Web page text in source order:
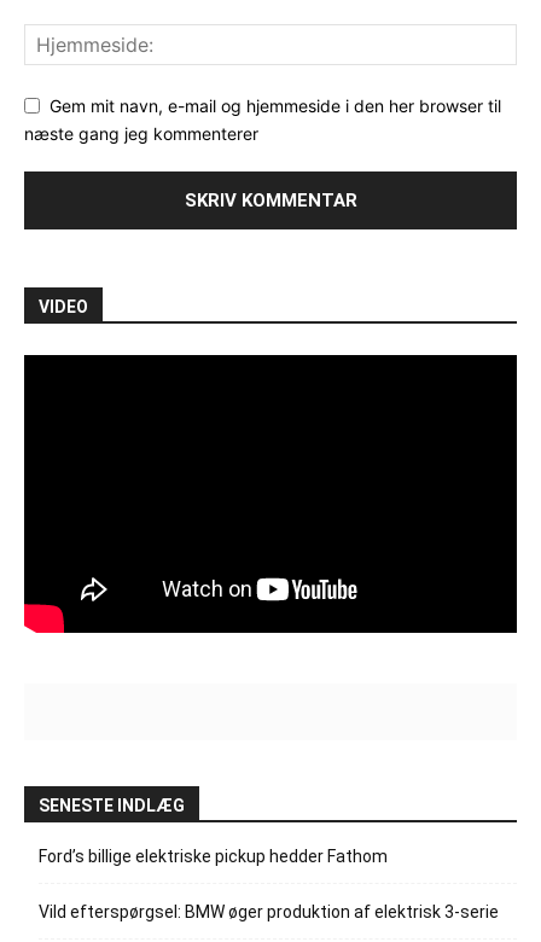
Gem mit navn, e-mail og hjemmeside i den her browser til
næste gang jeg kommenterer
VIDEO
SENESTE INDLÆG
Ford’s billige elektriske pickup hedder Fathom
Vild efterspørgsel: BMW øger produktion af elektrisk 3-serie